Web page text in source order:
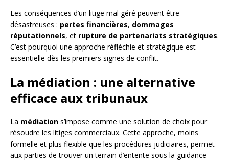
Les conséquences d’un litige mal géré peuvent être
désastreuses : pertes financières, dommages
réputationnels, et rupture de partenariats stratégiques.
C’est pourquoi une approche réfléchie et stratégique est
essentielle dès les premiers signes de conflit.
La médiation : une alternative
efficace aux tribunaux
La médiation s’impose comme une solution de choix pour
résoudre les litiges commerciaux. Cette approche, moins
formelle et plus flexible que les procédures judiciaires, permet
aux parties de trouver un terrain d’entente sous la guidance